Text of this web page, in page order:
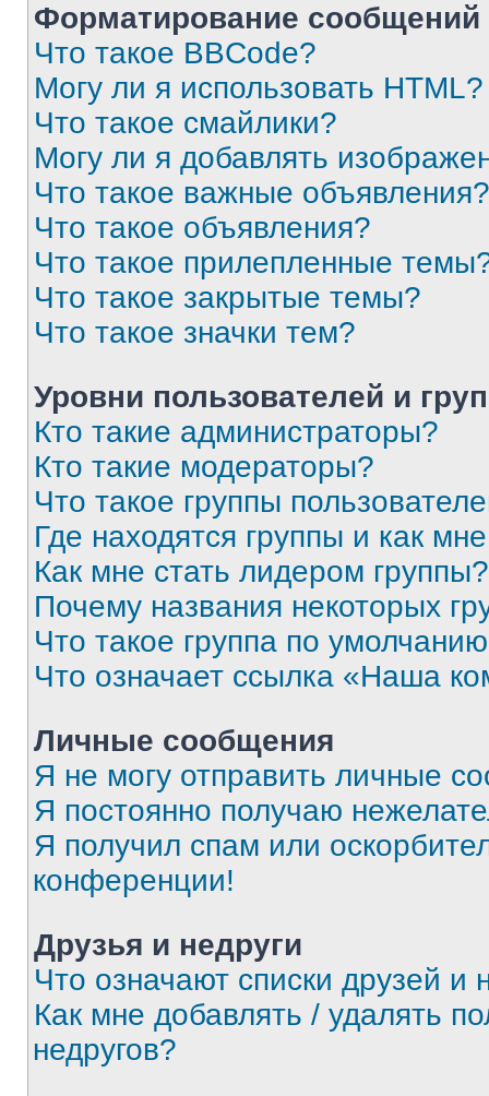
Форматирование
Что такое BBCode?
Могу ли я использовать HTML?
Что такое смайлики?
Могу ли я добавлять
Что такое важные объявления?
Что такое объявления?
Что такое прилепленные
Что такое закрытые темы?
Что такое значки тем?
Уровни пользователей и
Кто такие администраторы?
Кто такие модераторы?
Что такое группы
Где находятся группы и как
Как мне стать лидером группы?
Почему названия некоторых
Что такое группа по
Что означает ссылка «Наша
Личные сообщения
Я не могу отправить личные
Я постоянно получаю
Я получил спам или
конференции!
Друзья и недруги
Что означают списки друзей и
Как мне добавлять / удалять
недругов?